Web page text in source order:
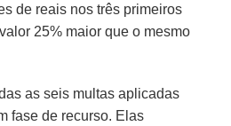
de reais nos três primeiros
25% maior que o mesmo
as seis multas aplicadas
fase de recurso. Elas